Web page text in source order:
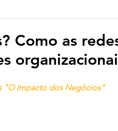
Florestal
Como as
"O Impacto dos Negócios"